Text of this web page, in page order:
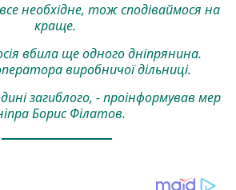
необхідне, тож сподіваймося на
краще.
вбила ще одного дніпрянина.
виробничої дільниці.
загиблого, - проінформував мер
Борис Філатов.